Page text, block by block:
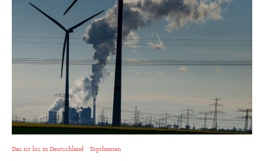
Das ist los in Deutschland Topthemen